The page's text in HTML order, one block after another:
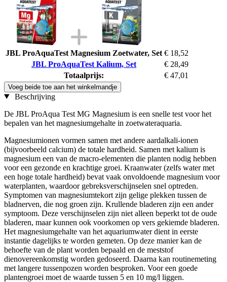
JBL ProAquaTest Magnesium Zoetwater, Set € 18,52
JBL ProAquaTest Kalium, Set
€ 28,49
Totaalprijs:
€ 47,01
Voeg beide toe aan het winkelmandje
Beschrijving
De JBL ProAqua Test MG Magnesium is een snelle test voor het
bepalen van het magnesiumgehalte in zoetwateraquaria.
Magnesiumionen vormen samen met andere aardalkali-ionen
(bijvoorbeeld calcium) de totale hardheid. Samen met kalium is
magnesium een van de macro-elementen die planten nodig hebben
voor een gezonde en krachtige groei. Kraanwater (zelfs water met
een hoge totale hardheid) bevat vaak onvoldoende magnesium voor
waterplanten, waardoor gebreksverschijnselen snel optreden.
Symptomen van magnesiumtekort zijn gelige plekken tussen de
bladnerven, die nog groen zijn. Krullende bladeren zijn een ander
symptoom. Deze verschijnselen zijn niet alleen beperkt tot de oude
bladeren, maar kunnen ook voorkomen op vers gekiemde bladeren.
Het magnesiumgehalte van het aquariumwater dient in eerste
instantie dagelijks te worden gemeten. Op deze manier kan de
behoefte van de plant worden bepaald en de meststof
dienovereenkomstig worden gedoseerd. Daarna kan routinemeting
met langere tussenpozen worden besproken. Voor een goede
plantengroei moet de waarde tussen 5 en 10 mg/l liggen.